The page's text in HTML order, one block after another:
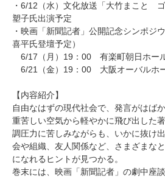
・6/12（水）文化放送「大竹まこと
塑子氏出演予定
・映画「新聞記者」公開記念シンポジ
喜平氏登壇予定）
6/17（月）19：00 有楽町朝日ホー
6/21（金）19：00 大阪オーバルホ
【内容紹介】
自由なはずの現代社会で、発言がはば
重苦しい空気から軽やかに飛び出した
調圧力に苦しみながらも、いかに抜け
会や組織、友人関係など、さまざまな
になれるヒントが見つかる。
巻末には、映画「新聞記者」の劇中座談